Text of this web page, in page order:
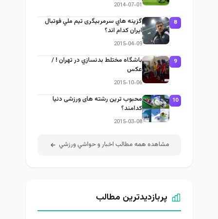
2014-07-01
8
گزینه هاي سرمربیگری تيم ملي فوتبال
ایران كدام اند؟
2015-04-09
9
باشگاه مختلط بدنسازي در تهران ! /
عكس
2015-10-06
10
محبوب ترين رشته های ورزشی دنيا
كدامند؟
2015-03-08
مشاهده همه مطالب اخبار و حواشي ورزشي
پربازدیدترین مطالب